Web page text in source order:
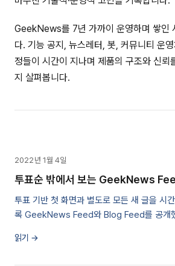
GeekNews를 7년 가까이 운영하며 쌓인
다. 기능 공지, 뉴스레터, 봇, 커뮤니티 운
정들이 시간이 지나며 제품의 구조와 신뢰
지 살펴봅니다.
2022년 1월 4일
투표순 밖에서 보는 GeekNews
투표 기반 첫 화면과 별도로 모든 새 글을 시
록 GeekNews Feed와 Blog Feed를 공개
읽기 →